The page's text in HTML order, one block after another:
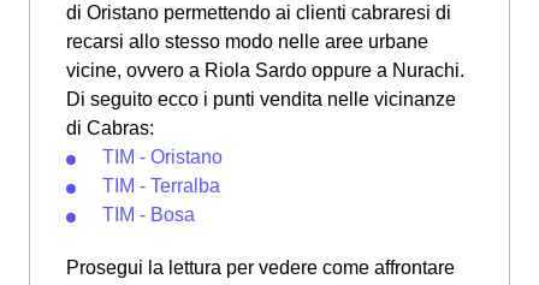
di Oristano permettendo ai clienti cabraresi di
recarsi allo stesso modo nelle aree urbane
vicine, ovvero a Riola Sardo oppure a Nurachi.
Di seguito ecco i punti vendita nelle vicinanze
di Cabras:
TIM - Oristano
TIM - Terralba
TIM - Bosa
Prosegui la lettura per vedere come affrontare